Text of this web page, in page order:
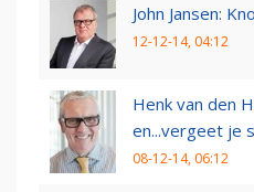
John Jansen:
12-12-14, 04:12
Henk van den
en...vergeet je
08-12-14, 06:12